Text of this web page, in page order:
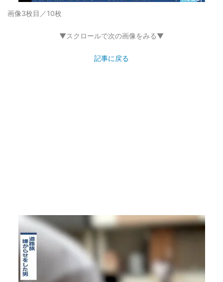
画像3枚目／10枚
▼スクロールで次の画像をみる▼
記事に戻る